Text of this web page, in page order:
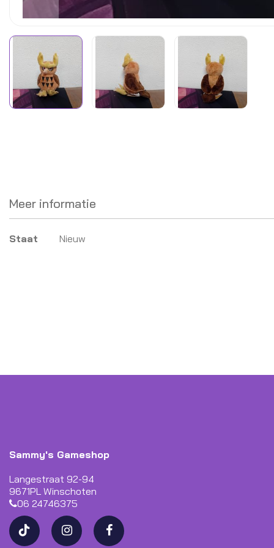
Meer informatie
Meer
Staat Nieuw
Sammy's Gameshop
Langestraat 92-94
9671PL Winschoten
06 24746375